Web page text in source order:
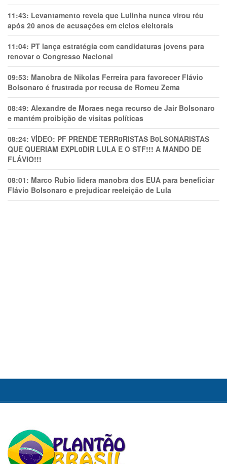
11:43: Levantamento revela que Lulinha nunca virou réu
após 20 anos de acusações em ciclos eleitorais
11:04: PT lança estratégia com candidaturas jovens para
renovar o Congresso Nacional
09:53: Manobra de Nikolas Ferreira para favorecer Flávio
Bolsonaro é frustrada por recusa de Romeu Zema
08:49: Alexandre de Moraes nega recurso de Jair Bolsonaro
e mantém proibição de visitas políticas
08:24: VÍDEO: PF PRENDE TERR0RlSTAS B0LSONARlSTAS
QUE QUERIAM EXPL0DlR LULA E O STF!!! A MANDO DE
FLÁVIO!!!
08:01: Marco Rubio lidera manobra dos EUA para beneficiar
Flávio Bolsonaro e prejudicar reeleição de Lula